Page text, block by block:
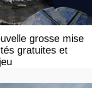
grosse mise
gratuites et